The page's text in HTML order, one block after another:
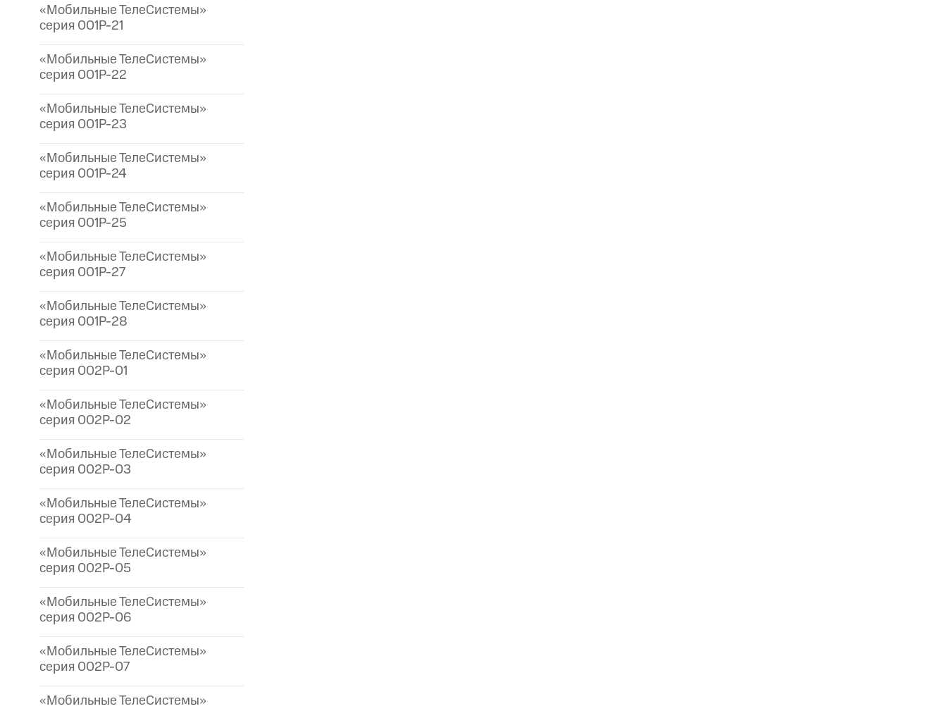
«Мобильные ТелеСистемы»
серия 001P-21
«Мобильные ТелеСистемы»
серия 001P-22
«Мобильные ТелеСистемы»
серия 001P-23
«Мобильные ТелеСистемы»
серия 001P-24
«Мобильные ТелеСистемы»
серия 001P-25
«Мобильные ТелеСистемы»
серия 001P-27
«Мобильные ТелеСистемы»
серия 001P-28
«Мобильные ТелеСистемы»
серия 002P-01
«Мобильные ТелеСистемы»
серия 002P-02
«Мобильные ТелеСистемы»
серия 002P-03
«Мобильные ТелеСистемы»
серия 002P-04
«Мобильные ТелеСистемы»
серия 002P-05
«Мобильные ТелеСистемы»
серия 002P-06
«Мобильные ТелеСистемы»
серия 002P-07
«Мобильные ТелеСистемы»